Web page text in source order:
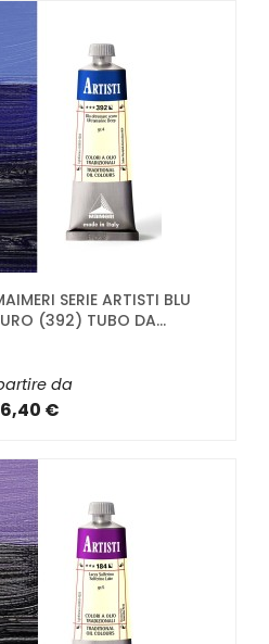
SERIE ARTISTI BLU
(392) TUBO DA...
da
€